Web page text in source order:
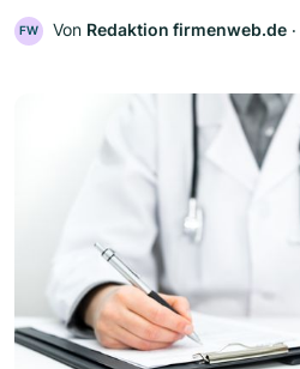
FW Von Redaktion firmenweb.de ‧